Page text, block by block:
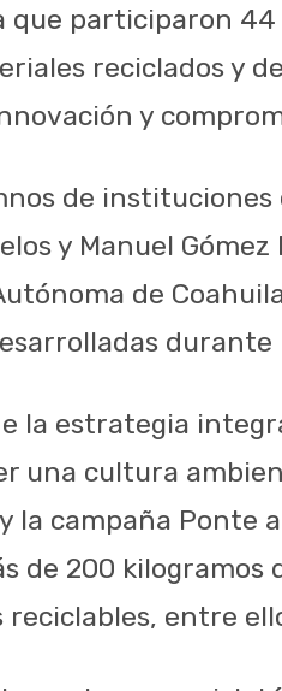
que participaron
reciclados y
y
de
y Manuel Gómez
de
durante
la estrategia
una cultura
la campaña Ponte
de 200 kilogramos
reciclables, entre